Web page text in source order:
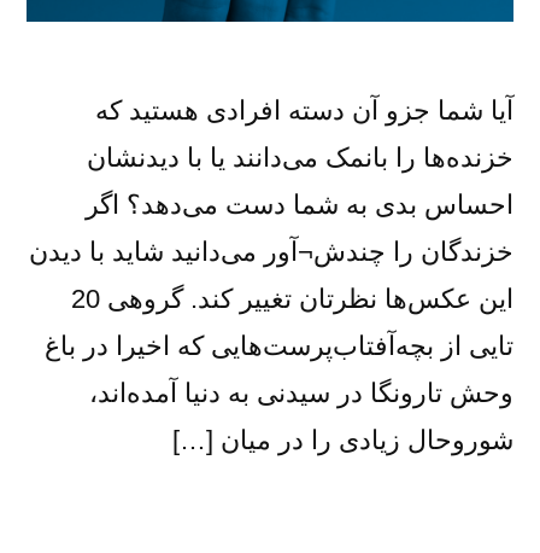
آیا شما جزو آن دسته افرادی هستید که
خزنده‌ها را بانمک می‌دانند یا با دیدنشان
احساس بدی به شما دست می‌دهد؟ اگر
خزندگان را چندش¬آور می‌دانید شاید با دیدن
این عکس‌ها نظرتان تغییر کند. گروهی 20
تایی از بچه‌آفتاب‌پرست‌هایی که اخیرا در باغ
وحش تارونگا در سیدنی به دنیا آمده‌اند،
شوروحال زیادی را در میان […]